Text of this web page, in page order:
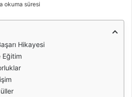
okuma süresi
Hikayesi
Eğitim